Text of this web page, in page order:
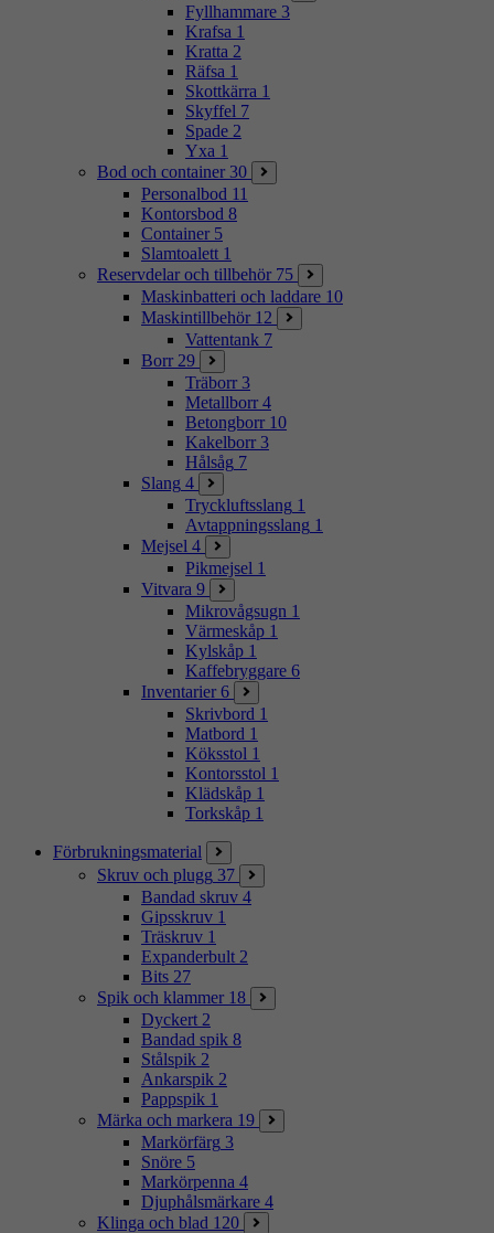
Fyllhammare 3
Krafsa 1
Kratta 2
Räfsa 1
Skottkärra 1
Skyffel 7
Spade 2
Yxa 1
Bod och container 30
Personalbod 11
Kontorsbod 8
Container 5
Slamtoalett 1
Reservdelar och tillbehör 75
Maskinbatteri och laddare 10
Maskintillbehör 12
Vattentank 7
Borr 29
Träborr 3
Metallborr 4
Betongborr 10
Kakelborr 3
Hålsåg 7
Slang 4
Tryckluftsslang 1
Avtappningsslang 1
Mejsel 4
Pikmejsel 1
Vitvara 9
Mikrovågsugn 1
Värmeskåp 1
Kylskåp 1
Kaffebryggare 6
Inventarier 6
Skrivbord 1
Matbord 1
Köksstol 1
Kontorsstol 1
Klädskåp 1
Torkskåp 1
Förbrukningsmaterial
Skruv och plugg 37
Bandad skruv 4
Gipsskruv 1
Träskruv 1
Expanderbult 2
Bits 27
Spik och klammer 18
Dyckert 2
Bandad spik 8
Stålspik 2
Ankarspik 2
Pappspik 1
Märka och markera 19
Markörfärg 3
Snöre 5
Markörpenna 4
Djuphålsmärkare 4
Klinga och blad 120